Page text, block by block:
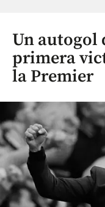
Un autogol
primera
la Premier